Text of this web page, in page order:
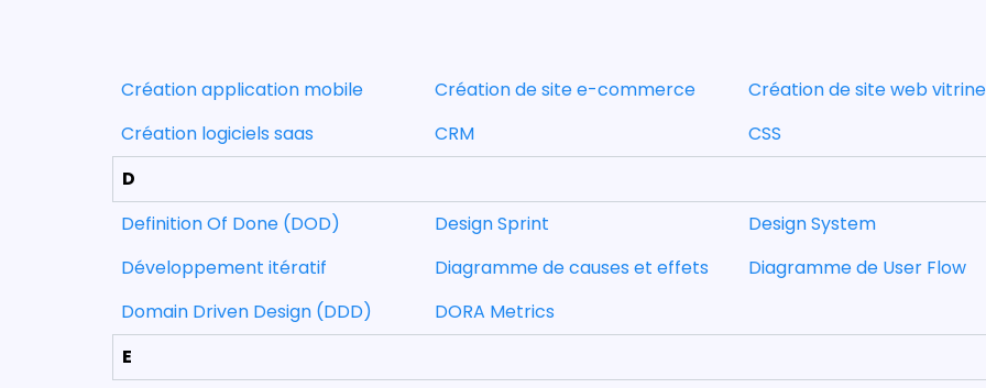
Création application mobile
Création de site e-commerce Création de site web vitrine
Création logiciels saas
CRM
CSS
D
Definition Of Done (DOD)
Design Sprint Design System
Développement itératif
Diagramme de causes et effets Diagramme de User Flow
Domain Driven Design (DDD)
DORA Metrics
E